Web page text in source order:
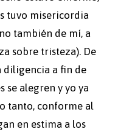
tuvo misericordia
también de mí, a
sobre tristeza). De
diligencia a fin de
se alegren y yo ya
tanto, conforme al
en estima a los